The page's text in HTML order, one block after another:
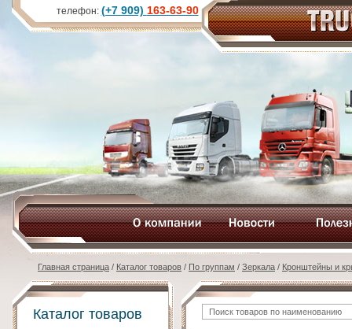
Главная страница / Каталог товаров / По группам / Зеркала / Кронштейны и
Каталог товаров
телефон: (+7 909) 163-63-90